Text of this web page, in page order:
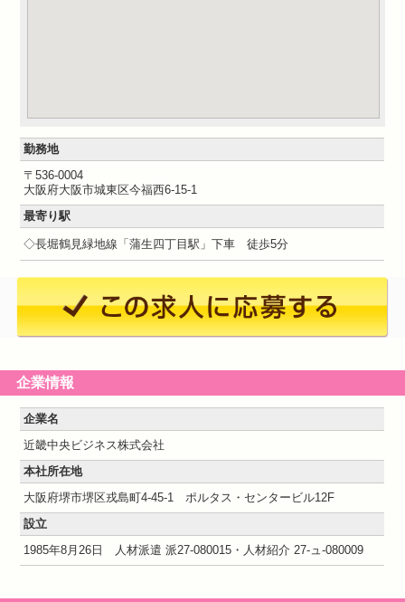
勤務地
〒536-0004
大阪府大阪市城東区今福西6-15-1
最寄り駅
◇長堀鶴見緑地線「蒲生四丁目駅」下車 徒歩5分
企業情報
企業名
近畿中央ビジネス株式会社
本社所在地
大阪府堺市堺区戎島町4-45-1 ポルタス・センタービル12F
設立
1985年8月26日 人材派遣 派27-080015・人材紹介 27-ュ-080009